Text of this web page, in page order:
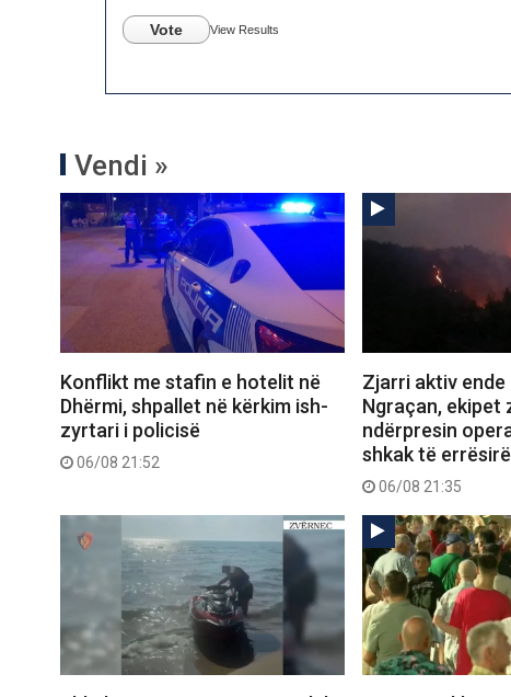
Vote View Results
Vendi »
Konflikt me stafin e hotelit në
Dhërmi, shpallet në kërkim ish-
zyrtari i policisë
06/08 21:52
Zjarri aktiv ende
Ngraçan, ekipet
ndërpresin
shkak të
06/08 21:35